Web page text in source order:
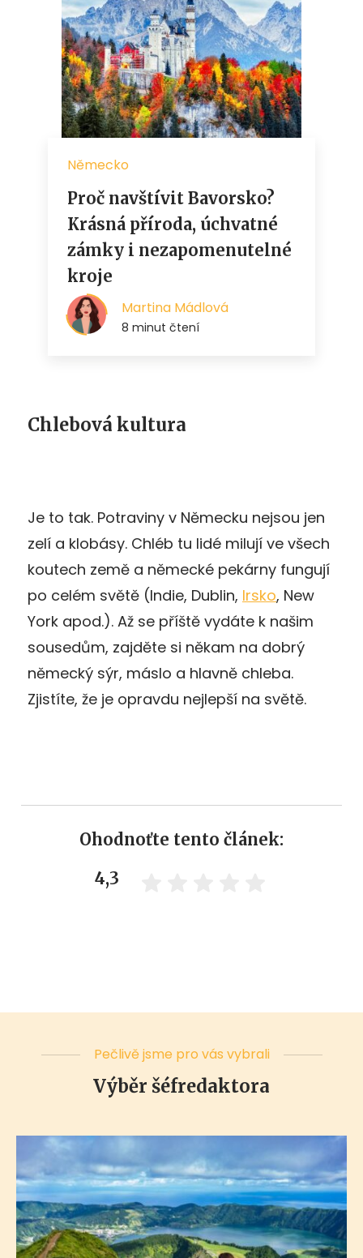
Chlebová kultura
Je to tak. Potraviny v Německu nejsou jen
zelí a klobásy. Chléb tu lidé milují ve všech
koutech země a německé pekárny fungují
po celém světě (Indie, Dublin, Irsko, New
York apod.). Až se příště vydáte k našim
sousedům, zajděte si někam na dobrý
německý sýr, máslo a hlavně chleba.
Zjistíte, že je opravdu nejlepší na světě.
Ohodnoťte tento článek:
4,3
Pečlivě jsme pro vás vybrali
Výběr šéfredaktora